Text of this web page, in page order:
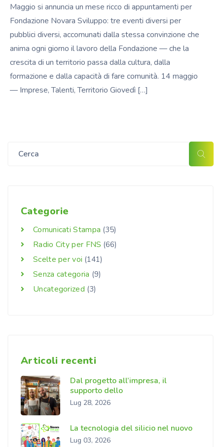
Maggio si annuncia un mese ricco di appuntamenti per
Fondazione Novara Sviluppo: tre eventi diversi per
pubblici diversi, accomunati dalla stessa convinzione che
anima ogni giorno il lavoro della Fondazione — che la
crescita di un territorio passa dalla cultura, dalla
formazione e dalla capacità di fare comunità. 14 maggio
— Imprese, Talenti, Territorio Giovedì […]
Categorie
Comunicati Stampa (35)
Radio City per FNS (66)
Scelte per voi (141)
Senza categoria (9)
Uncategorized (3)
Articoli recenti
Dal progetto all’impresa, il
supporto dello
Lug 28, 2026
La tecnologia del silicio nel nuovo
Lug 03, 2026